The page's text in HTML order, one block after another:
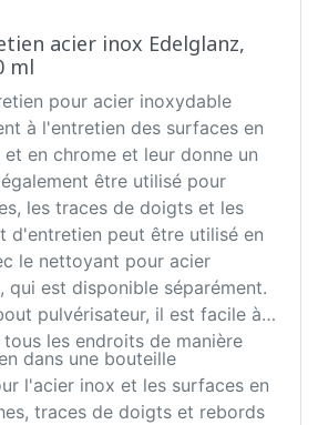
acier inox Edelglanz,
ml
pour acier inoxydable
à l'entretien des surfaces en
en chrome et leur donne un
être utilisé pour
les traces de doigts et les
d'entretien peut être utilisé en
le nettoyant pour acier
qui est disponible séparément.
pulvérisateur, il est facile à
les endroits de manière
dans une bouteille
l'acier inox et les surfaces en
traces de doigts et rebords